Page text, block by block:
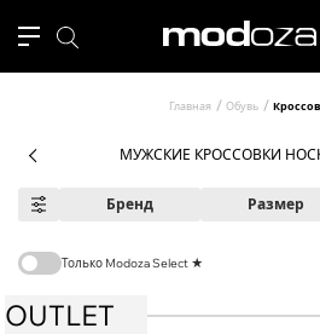
Главная Обувь
МУЖСКИЕ КРОССОВКИ
Бренд Размер
Только Modoza Select ★
OUTLET